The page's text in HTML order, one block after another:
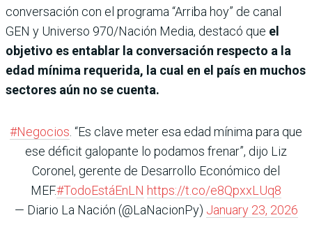
conversación con el programa “Arriba hoy” de canal
GEN y Universo 970/Nación Media, destacó que el
objetivo es entablar la conversación respecto a la
edad mínima requerida, la cual en el país en muchos
sectores aún no se cuenta.
#Negocios . “Es clave meter esa edad mínima para que
ese déficit galopante lo podamos frenar”, dijo Liz
Coronel, gerente de Desarrollo Económico del
MEF.#TodoEstáEnLN https://t.co/e8QpxxLUq8
— Diario La Nación (@LaNacionPy) January 23, 2026